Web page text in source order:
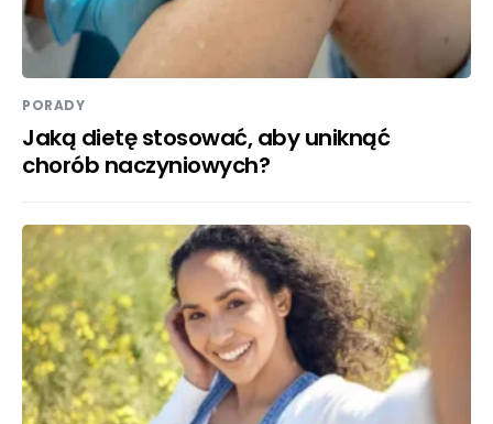
PORADY
Jaką dietę stosować, aby uniknąć
chorób naczyniowych?